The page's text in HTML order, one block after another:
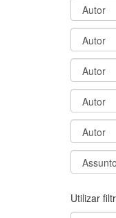
Utilizar